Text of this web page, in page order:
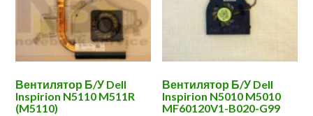
Вентилятор Б/У Dell
Inspirion N5110 M511R
(M5110)
Вентилятор Б/У Dell
Inspirion N5010 M5010
MF60120V1-B020-G99